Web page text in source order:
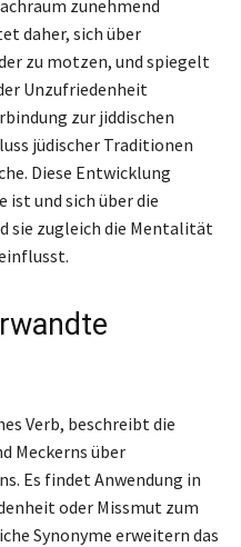
zunehmend
daher, sich über
zu motzen, und spiegelt
Unzufriedenheit
zur jiddischen
jüdischer Traditionen
Diese Entwicklung
und sich über die
sie zugleich die Mentalität
Verb, beschreibt die
Meckerns über
Es findet Anwendung in
oder Missmut zum
Synonyme erweitern das